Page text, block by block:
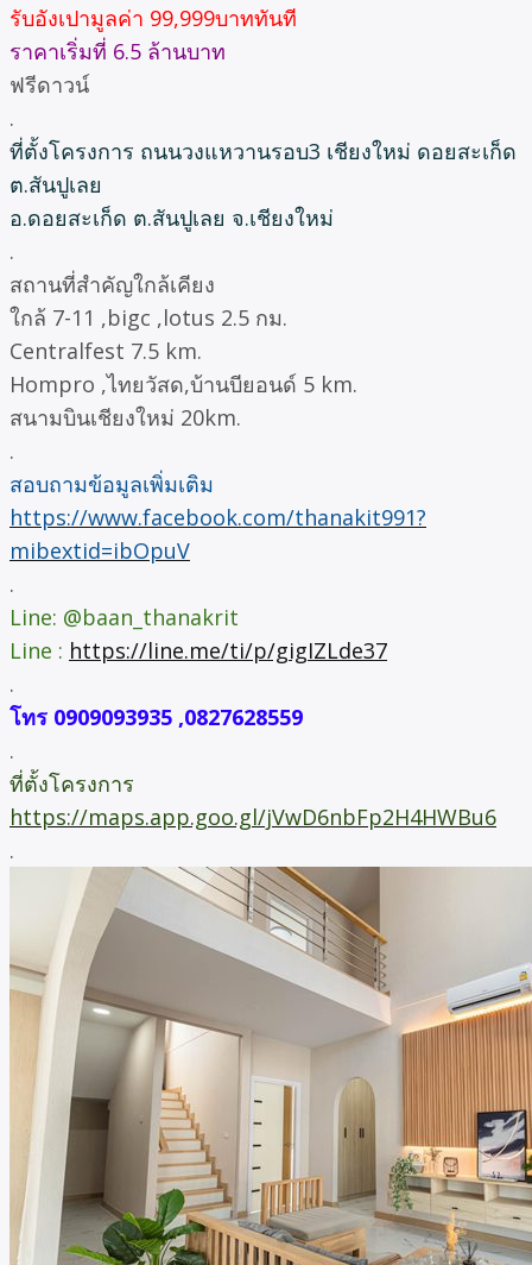
รับอังเปามูลค่า 99,999บาททันที
ราคาเริ่มที่ 6.5 ล้านบาท
ฟรีดาวน์
.
ที่ตั้งโครงการ ถนนวงแหวานรอบ3 เชียงใหม่ ดอยสะเก็ด
ต.สันปูเลย
อ.ดอยสะเก็ด ต.สันปูเลย จ.เชียงใหม่
.
สถานที่สำคัญใกล้เคียง
ใกล้ 7-11 ,bigc ,lotus 2.5 กม.
Centralfest 7.5 km.
Hompro ,ไทยวัสด,บ้านบียอนด์ 5 km.
สนามบินเชียงใหม่ 20km.
.
สอบถามข้อมูลเพิ่มเติม
https://www.facebook.com/thanakit991?
mibextid=ibOpuV
.
Line: @baan_thanakrit
Line : https://line.me/ti/p/gigIZLde37
.
โทร 0909093935 ,0827628559
.
ที่ตั้งโครงการ
https://maps.app.goo.gl/jVwD6nbFp2H4HWBu6
.